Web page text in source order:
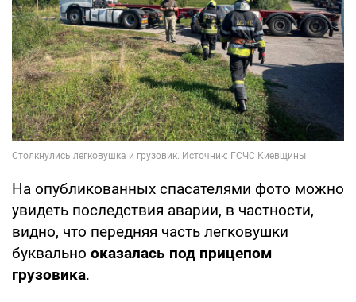
На опубликованных спасателями фото можно
увидеть последствия аварии, в частности,
видно, что передняя часть легковушки
буквально оказалась под прицепом
грузовика.